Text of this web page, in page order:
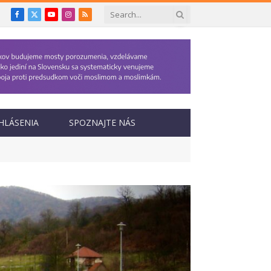
Facebook
X
YouTubeInstagram
RSS
SPOZNAJTE NÁS